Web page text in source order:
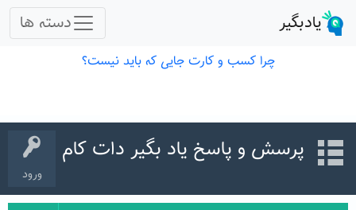
ورود
پرسش و پاسخ یاد بگیر دات کام